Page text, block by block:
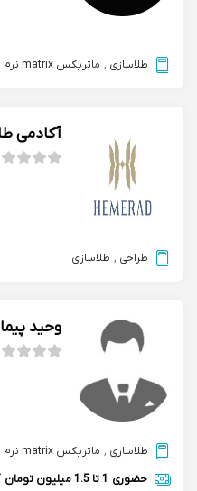
طلاسازی , ماتریکس matrix نرم افزار طراحی طلا و جواهر
آکادمی
طراحی , طلاسازی
وحید
طلاسازی , ماتریکس matrix نرم افزار طراحی طلا و جواهر
حضوری 1 تا 1.5 میلیون تومان